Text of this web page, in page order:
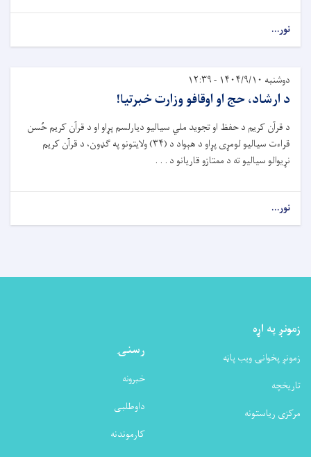
نور...
دوشنبه ۱۴۰۴/۹/۱۰ - ۱۲:۳۹
د ارشاد، حج او اوقافو وزارت خبرتیا!
د قرآن کریم د حفظ او تجوید ملي سیالیو دیارلسم پړاو او د قرآن کریم حُسن
قراءت سیالیو لومړی پړاو د هېواد د (۳۴) ولایتونو په ګډون، د قرآن کریم
نړیوالو سیالیو ته د ممتازو قاریانو د . . .
نور...
زمونږ په اړه
زمونږ پخوانۍ ویب پاڼه
تاریخچه
مرکزی ریاستونه
رسنۍ
خبرونه
داوطلبی
کارموندنه